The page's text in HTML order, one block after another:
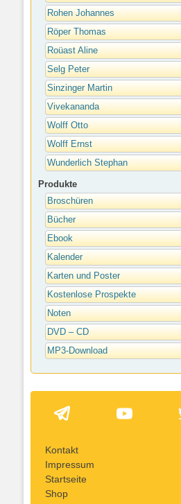
Rohen Johannes
Röper Thomas
Roüast Aline
Selg Peter
Sinzinger Martin
Vivekananda
Wolff Otto
Wolff Ernst
Wunderlich Stephan
Produkte
Broschüren
Bücher
Ebook
Kalender
Karten und Poster
Kostenlose Prospekte
Noten
DVD – CD
MP3-Download
Kontakt
Impressum
Startseite
Shop